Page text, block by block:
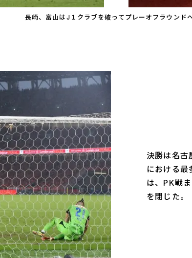
長崎、富山はJ１クラブを破ってプレーオフラウンド
決勝は名古
における
は、PK戦
を閉じた。